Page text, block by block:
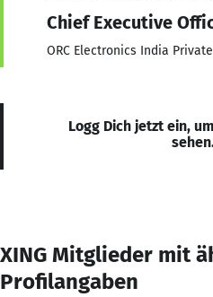
Chief Executive
ORC Electronics India
Logg Dich jetzt ein,
XING Mitglieder mit
Profilangaben